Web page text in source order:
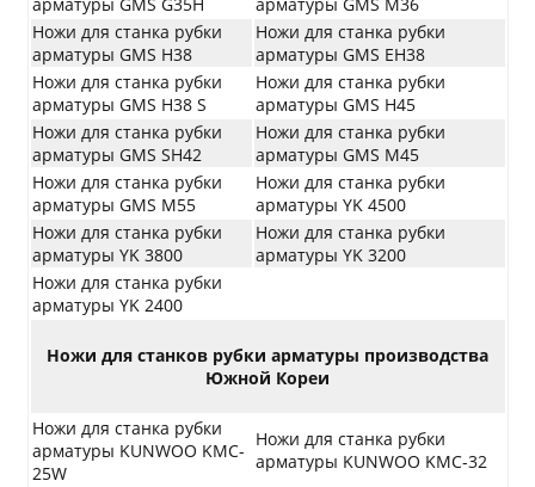
Ножи для станка рубки
арматуры GMS H38
Ножи для станка рубки
арматуры GMS EH38
Ножи для станка рубки
арматуры GMS H38 S
Ножи для станка рубки
арматуры GMS H45
Ножи для станка рубки
арматуры GMS SH42
Ножи для станка рубки
арматуры GMS M45
Ножи для станка рубки
арматуры GMS M55
Ножи для станка рубки
арматуры YK 4500
Ножи для станка рубки
арматуры YK 3800
Ножи для станка рубки
арматуры YK 3200
Ножи для станка рубки
арматуры YK 2400
Ножи для станков рубки арматуры производства
Южной Кореи
Ножи для станка рубки
арматуры KUNWOO KMC-
25W
Ножи для станка рубки
арматуры KUNWOO KMC-32